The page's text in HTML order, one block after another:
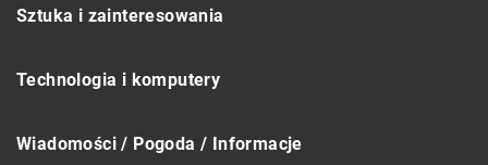
Sztuka i zainteresowania
Technologia i komputery
Wiadomości / Pogoda / Informacje